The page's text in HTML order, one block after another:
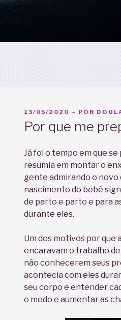
PUBLICADO
13/05/2020 – POR
Por que me
Já foi o tempo em que
resumia em montar o
gente admirando o
nascimento do bebê
de parto e parto e para
durante eles.
Um dos motivos por
encaravam o trabalho
não conhecerem seus
acontecia com eles
seu corpo e entender
o medo e aumentar as